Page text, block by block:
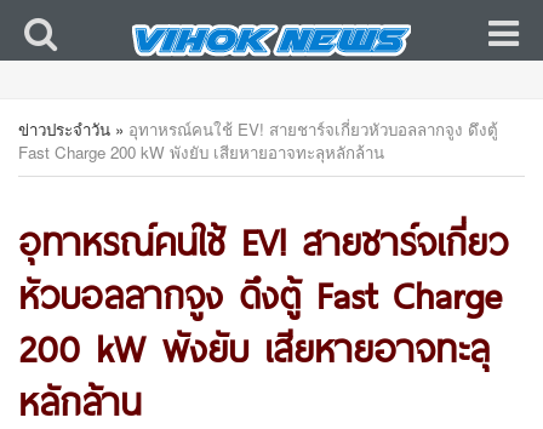
ข่าวประจำวัน » อุทาหรณ์คนใช้ EV! สายชาร์จเกี่ยวหัวบอลลากจูง ดึงตู้
Fast Charge 200 kW พังยับ เสียหายอาจทะลุหลักล้าน
อุทาหรณ์คนใช้ EV! สายชาร์จเกี่ยว
หัวบอลลากจูง ดึงตู้ Fast Charge
200 kW พังยับ เสียหายอาจทะลุ
หลักล้าน